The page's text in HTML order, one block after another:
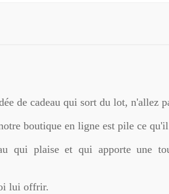
de cadeau qui sort du lot, n'allez
boutique en ligne est pile ce
qui plaise et qui apporte une
lui offrir.